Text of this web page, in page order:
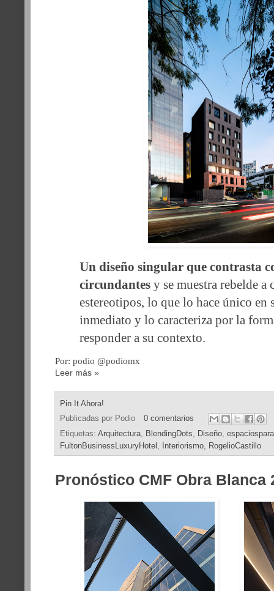
Un diseño singular que contrasta
circundantes y se muestra rebelde
estereotipos, lo que lo hace único en
inmediato y lo caracteriza por la
responder a su contexto.
Por: podio @podiomx
Leer más »
Pin It Ahora!
Publicadas por Podio
0 comentarios
Etiquetas: Arquitectura, BlendingDots, Diseño,
FultonBusinessLuxuryHotel , Interiorismo, RogelioCastillo
Pronóstico CMF Obra Blanca